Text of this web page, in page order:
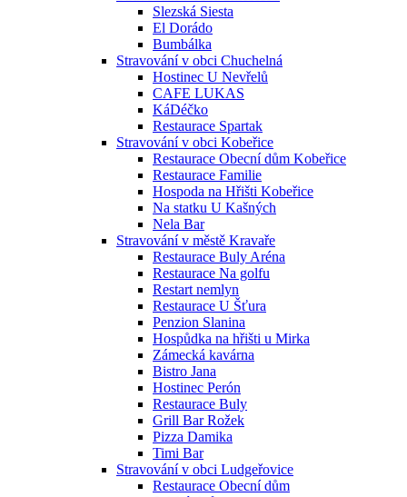
Slezská Siesta
El Dorádo
Bumbálka
Stravování v obci Chuchelná
Hostinec U Nevřelů
CAFE LUKAS
KáDéčko
Restaurace Spartak
Stravování v obci Kobeřice
Restaurace Obecní dům Kobeřice
Restaurace Familie
Hospoda na Hřišti Kobeřice
Na statku U Kašných
Nela Bar
Stravování v městě Kravaře
Restaurace Buly Aréna
Restaurace Na golfu
Restart nemlyn
Restaurace U Šťura
Penzion Slanina
Hospůdka na hřišti u Mirka
Zámecká kavárna
Bistro Jana
Hostinec Perón
Restaurace Buly
Grill Bar Rožek
Pizza Damika
Timi Bar
Stravování v obci Ludgeřovice
Restaurace Obecní dům